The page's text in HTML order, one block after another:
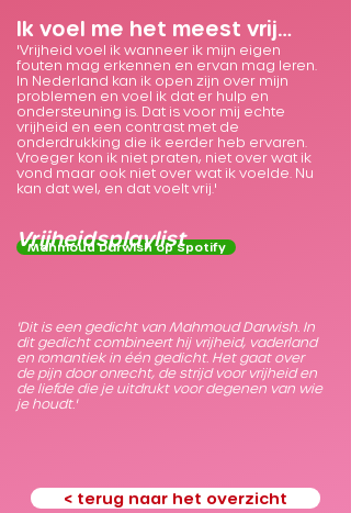
Mahmoud Darwish op Spotify
Ik voel me het meest vrij…
'Vrijheid voel ik wanneer ik mijn eigen
fouten mag erkennen en ervan mag leren.
In Nederland kan ik open zijn over mijn
problemen en voel ik dat er hulp en
ondersteuning is. Dat is voor mij echte
vrijheid en een contrast met de
onderdrukking die ik eerder heb ervaren.
Vroeger kon ik niet praten, niet over wat ik
vond maar ook niet over wat ik voelde. Nu
kan dat wel, en dat voelt vrij.'
Vrijheidsplaylist
'Dit is een gedicht van Mahmoud Darwish. In
dit gedicht combineert hij vrijheid, vaderland
en romantiek in één gedicht. Het gaat over
de pijn door onrecht, de strijd voor vrijheid en
de liefde die je uitdrukt voor degenen van wie
je houdt.'
< terug naar het overzicht